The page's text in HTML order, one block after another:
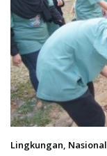
Lingkungan, Nasional